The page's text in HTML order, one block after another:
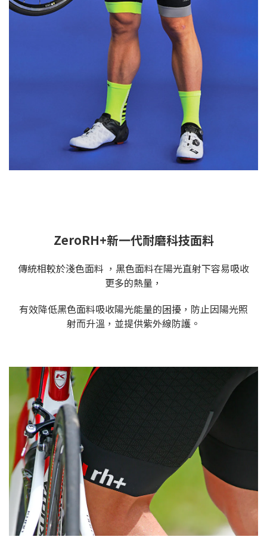
ZeroRH+新一代耐磨科技面料
傳統相較於淺色面料 ， 黑色面料在陽光直射下容易吸收
更多的熱量，
有效降低黑色面料吸收陽光能量的困擾， 防止因陽光照
射而升溫，並提供紫外線防護。